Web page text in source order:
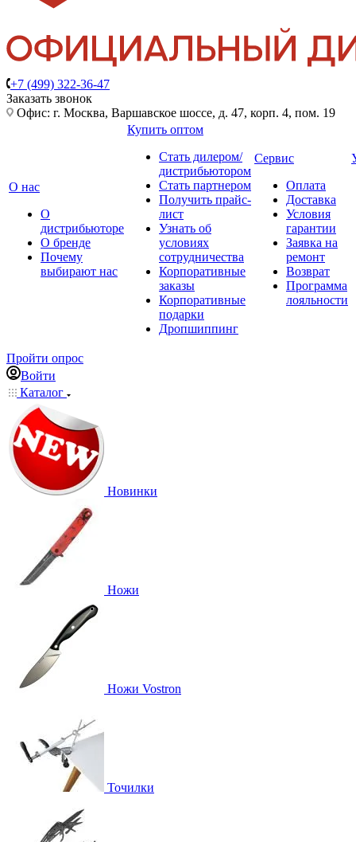
+7 (499) 322-36-47
Заказать звонок
Офис: г. Москва, Варшавское шоссе, д. 47, корп. 4, пом. 19
О нас
О
дистрибьюторе
О бренде
Почему
выбирают нас
Купить оптом
Стать дилером/
дистрибьютором
Стать партнером
Получить прайс-
лист
Узнать об
условиях
сотрудничества
Корпоративные
заказы
Корпоративные
подарки
Дропшиппинг
Сервис
Оплата
Доставка
Условия
гарантии
Заявка на
ремонт
Возврат
Программа
лояльности
Пройти опрос
Войти
Каталог
Новинки
Ножи
Ножи Vostron
Точилки